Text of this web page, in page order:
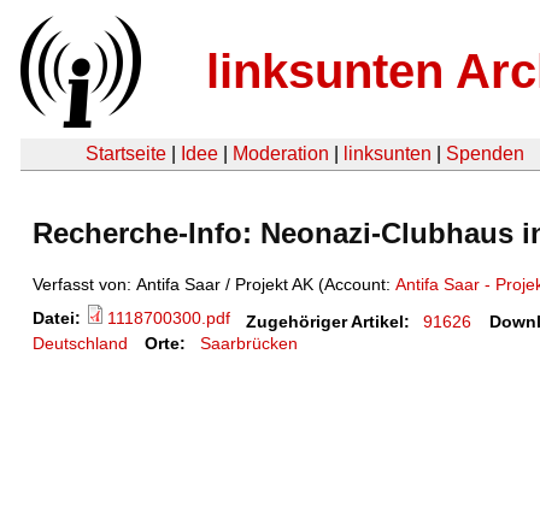
linksunten
Startseite Idee Moderation linksunten Spenden
Recherche-Info: Neonazi-Clubhaus
Verfasst von: Antifa Saar / Projekt AK (Account: Antifa Saar -
Datei:
1118700300.pdf Zugehöriger Artikel: 91626
Deutschland
Orte: Saarbrücken